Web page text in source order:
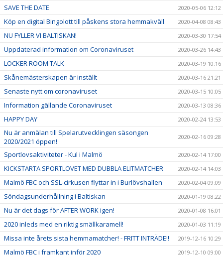
SAVE THE DATE 2020-05-06 12:12
Köp en digital Bingolott till påskens stora hemmakväll 2020-04-08 08:43
NU FYLLER VI BALTISKAN! 2020-03-30 17:54
Uppdaterad information om Coronaviruset 2020-03-26 14:43
LOCKER ROOM TALK 2020-03-19 10:16
Skånemästerskapen är inställt 2020-03-16 21:21
Senaste nytt om coronaviruset 2020-03-15 10:05
Information gällande Coronaviruset 2020-03-13 08:36
HAPPY DAY 2020-02-24 13:53
Nu är anmälan till Spelarutvecklingen säsongen
2020/2021 öppen!
2020-02-16 09:28
Sportlovsaktiviteter - Kul i Malmö 2020-02-14 17:00
KICKSTARTA SPORTLOVET MED DUBBLA ELITMATCHER 2020-02-14 14:03
Malmö FBC och SSL-cirkusen flyttar in i Burlövshallen 2020-02-04 09:09
Söndagsunderhållning i Baltiskan 2020-01-19 08:22
Nu är det dags för AFTER WORK igen! 2020-01-08 16:01
2020 inleds med en riktig smällkaramell! 2020-01-03 11:19
Missa inte årets sista hemmamatcher! - FRITT INTRÄDE!! 2019-12-16 10:29
Malmö FBC i framkant inför 2020 2019-12-10 09:00